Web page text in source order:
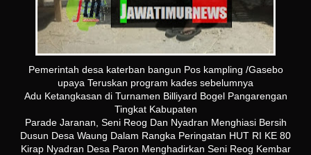
Pemerintah desa katerban bangun Pos kampling /Gasebo
upaya Teruskan program kades sebelumnya
Adu Ketangkasan di Turnamen Billiyard Bogel Pangarengan
Tingkat Kabupaten
Parade Jaranan, Seni Reog Dan Nyadran Menghiasi Bersih
Dusun Desa Waung Dalam Rangka Peringatan HUT RI KE 80
Kirap Nyadran Desa Paron Menghadirkan Seni Reog Kembar